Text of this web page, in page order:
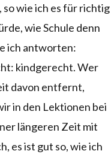
so wie ich es für richtig
wie Schule denn
ich antworten:
kindgerecht. Wer
davon entfernt,
in den Lektionen bei
längeren Zeit mit
es ist gut so, wie ich